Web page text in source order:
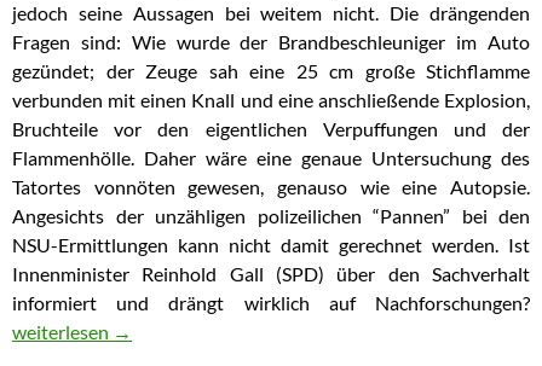
jedoch seine Aussagen bei weitem nicht. Die drängenden
Fragen sind: Wie wurde der Brandbeschleuniger im Auto
gezündet; der Zeuge sah eine 25 cm große Stichflamme
verbunden mit einen Knall und eine anschließende Explosion,
Bruchteile vor den eigentlichen Verpuffungen und der
Flammenhölle. Daher wäre eine genaue Untersuchung des
Tatortes vonnöten gewesen, genauso wie eine Autopsie.
Angesichts der unzähligen polizeilichen “Pannen” bei den
NSU-Ermittlungen kann nicht damit gerechnet werden. Ist
Innenminister Reinhold Gall (SPD) über den Sachverhalt
informiert und drängt wirklich auf Nachforschungen?
NSU-Selbstmord Florian Heilig: Zeuge macht brisante
weiterlesen →